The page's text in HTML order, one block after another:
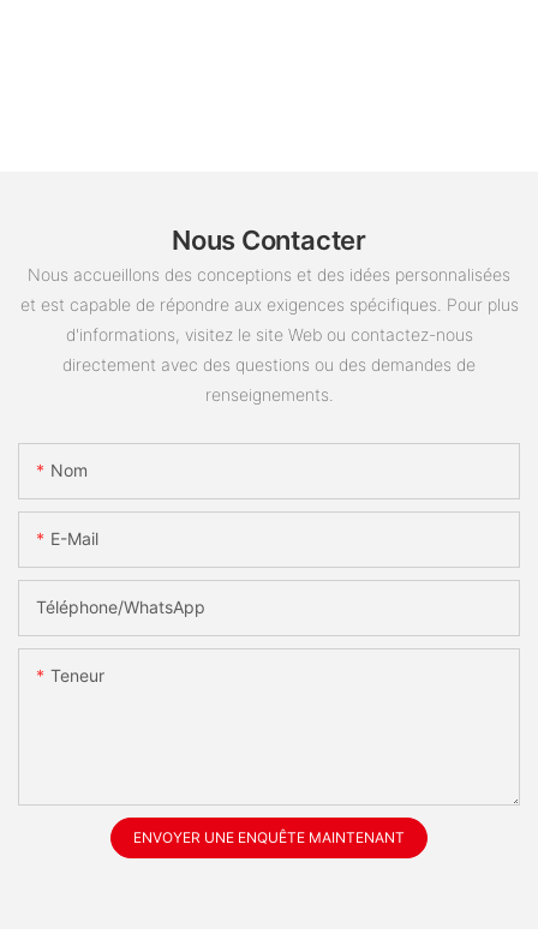
Nous Contacter
Nous accueillons des conceptions et des idées personnalisées
et est capable de répondre aux exigences spécifiques. Pour plus
d'informations, visitez le site Web ou contactez-nous
directement avec des questions ou des demandes de
renseignements.
Nom
E-Mail
Téléphone/WhatsApp
Teneur
ENVOYER UNE ENQUÊTE MAINTENANT